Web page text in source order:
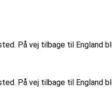
På vej tilbage til
På vej tilbage til